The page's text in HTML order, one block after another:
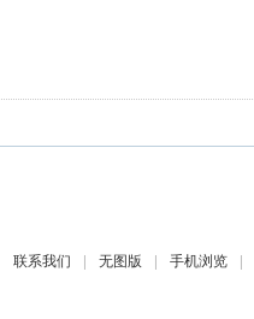
联系我们 | 无图版 | 手机浏览 |